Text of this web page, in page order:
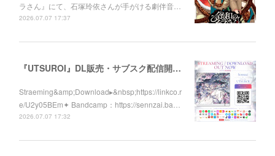
ラさん』にて、石塚玲依さんが手がける劇伴音…
2026.07.07 17:37
『UTSUROI』DL販売・サブスク配信開始！
Straeming&amp;Download▸&nbsp;https://linkco.r
e/U2y05BEm✦ Bandcamp：https://sennzai.ba…
2026.07.07 17:32